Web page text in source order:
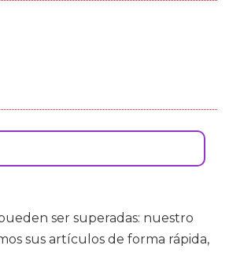
ser superadas: nuestro
sus artículos de forma rápida,